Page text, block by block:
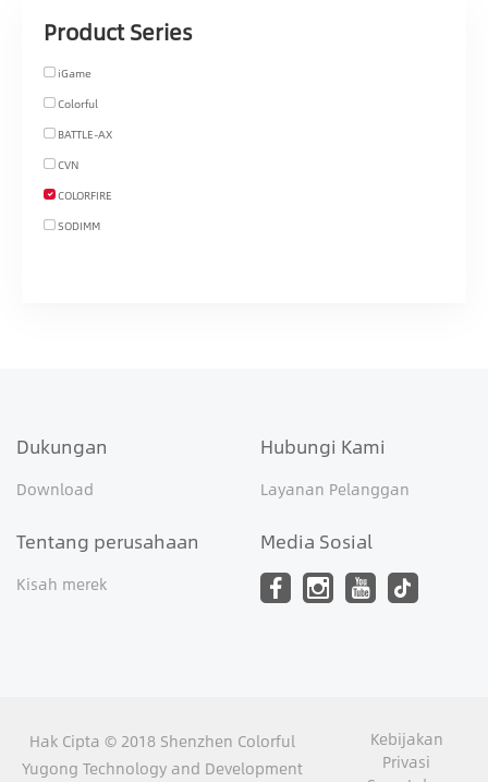
Product Series
iGame
Colorful
BATTLE-AX
CVN
COLORFIRE
SODIMM
Dukungan
Download
Hubungi Kami
Layanan Pelanggan
Tentang perusahaan
Kisah merek
Media Sosial
Hak Cipta © 2018 Shenzhen Colorful
Yugong Technology and Development
Kebijakan
Privasi